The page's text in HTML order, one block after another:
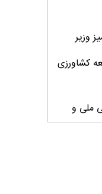
وزیر
کشاورزی
ملی و